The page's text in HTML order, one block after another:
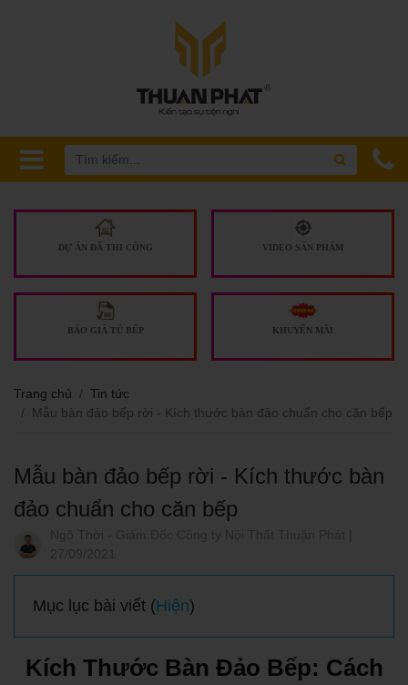
DỰ ÁN ĐÃ THI CÔNG VIDEO SẢN PHẨM
BÁO GIÁ TỦ BẾP KHUYẾN MÃI
Trang chủ
Tin tức
Mẫu bàn đảo bếp rời - Kích thước bàn đảo chuẩn cho căn bếp
Mẫu bàn đảo bếp rời - Kích thước bàn
đảo chuẩn cho căn bếp
Mục lục bài viết (Hiện)
Kích Thước Bàn Đảo Bếp: Cách